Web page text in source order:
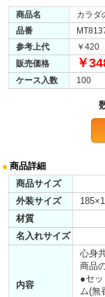
商品名
カラダ
品番
参考上代
￥420
販売価格
￥
ケース入数
100
● 商品詳細
商品サイズ
外装サイズ
材質
名入れサイズ
内容
心身
商品
●セ
ム(無